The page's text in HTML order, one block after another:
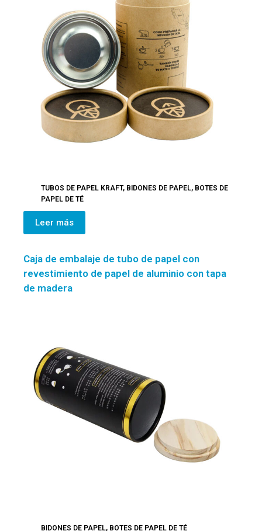
TUBOS DE PAPEL KRAFT, BIDONES DE PAPEL, BOTES DE
PAPEL DE TÉ
Leer más
Caja de embalaje de tubo de papel con
revestimiento de papel de aluminio con tapa
de madera
BIDONES DE PAPEL, BOTES DE PAPEL DE TÉ